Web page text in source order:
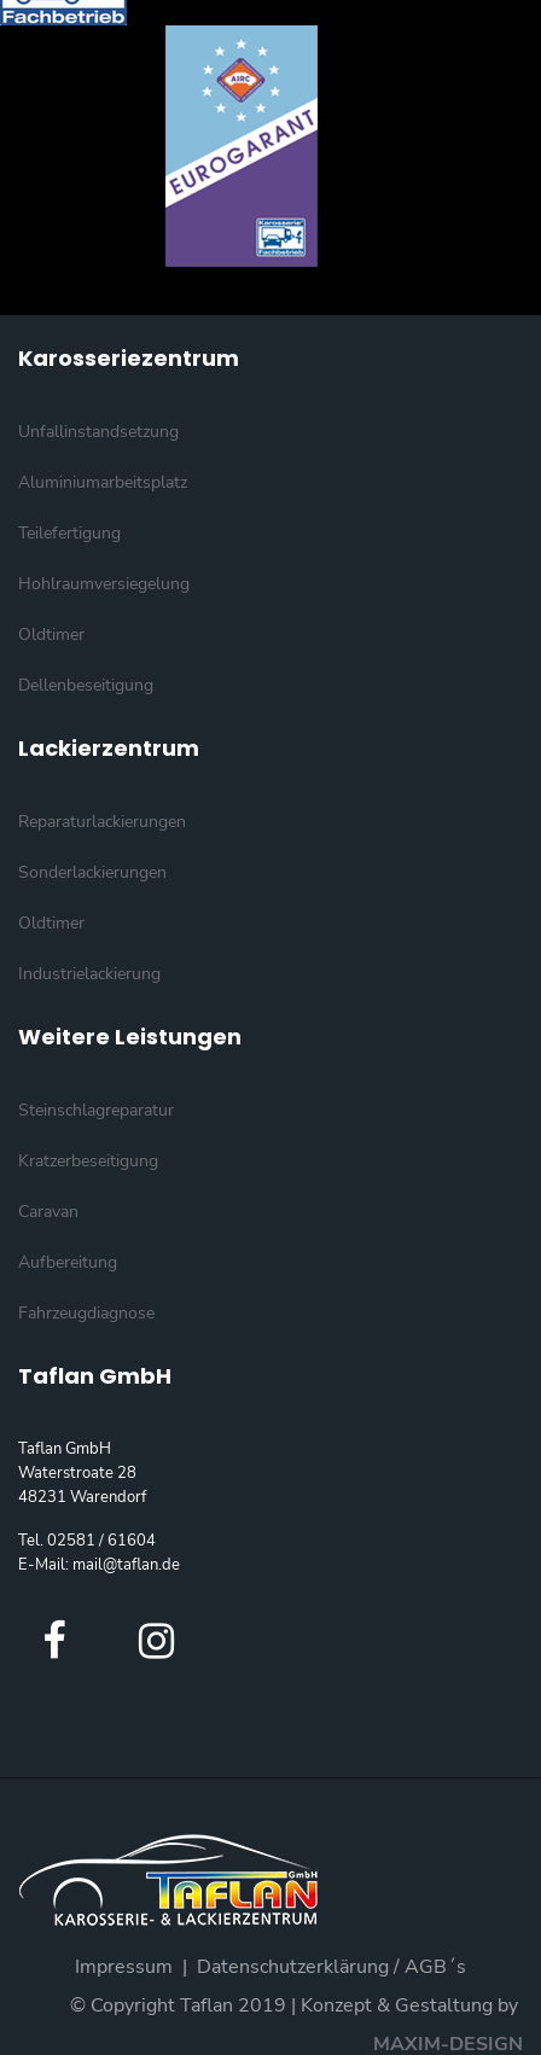
Karosseriezentrum
Unfallinstandsetzung
Aluminiumarbeitsplatz
Teilefertigung
Hohlraumversiegelung
Oldtimer
Dellenbeseitigung
Lackierzentrum
Reparaturlackierungen
Sonderlackierungen
Oldtimer
Industrielackierung
Weitere Leistungen
Steinschlagreparatur
Kratzerbeseitigung
Caravan
Aufbereitung
Fahrzeugdiagnose
Taflan GmbH
Taflan GmbH
Waterstroate 28
48231 Warendorf
Tel. 02581 / 61604
E-Mail: mail@taflan.de
Impressum
Datenschutzerklärung / AGB´s
© Copyright Taflan 2019 | Konzept & Gestaltung by
MAXIM-DESIGN